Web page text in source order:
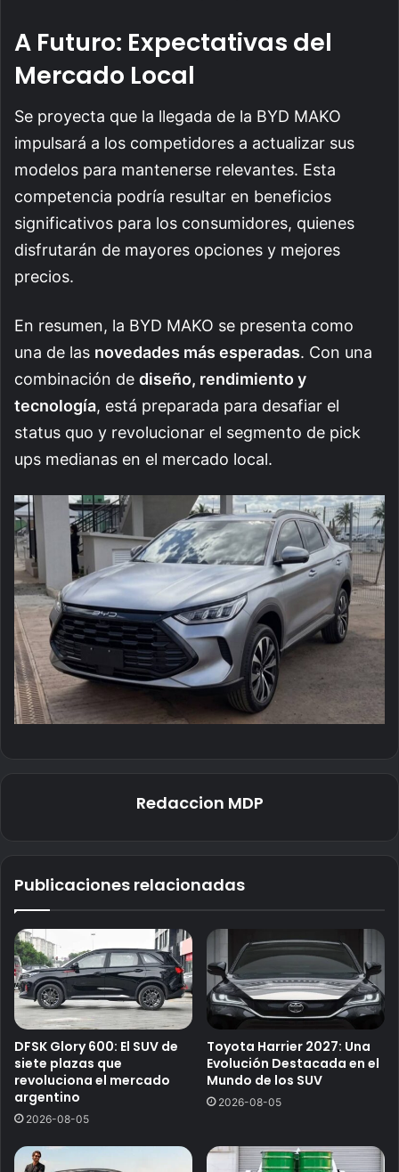
A Futuro: Expectativas del
Mercado Local
Se proyecta que la llegada de la BYD MAKO
impulsará a los competidores a actualizar sus
modelos para mantenerse relevantes. Esta
competencia podría resultar en beneficios
significativos para los consumidores, quienes
disfrutarán de mayores opciones y mejores
precios.
En resumen, la BYD MAKO se presenta como
una de las novedades más esperadas. Con una
combinación de diseño, rendimiento y
tecnología, está preparada para desafiar el
status quo y revolucionar el segmento de pick
ups medianas en el mercado local.
Redaccion MDP
Publicaciones relacionadas
DFSK Glory 600: El SUV de
siete plazas que
revoluciona el mercado
argentino
2026-08-05
Toyota Harrier 2027: Una
Evolución Destacada en el
Mundo de los SUV
2026-08-05